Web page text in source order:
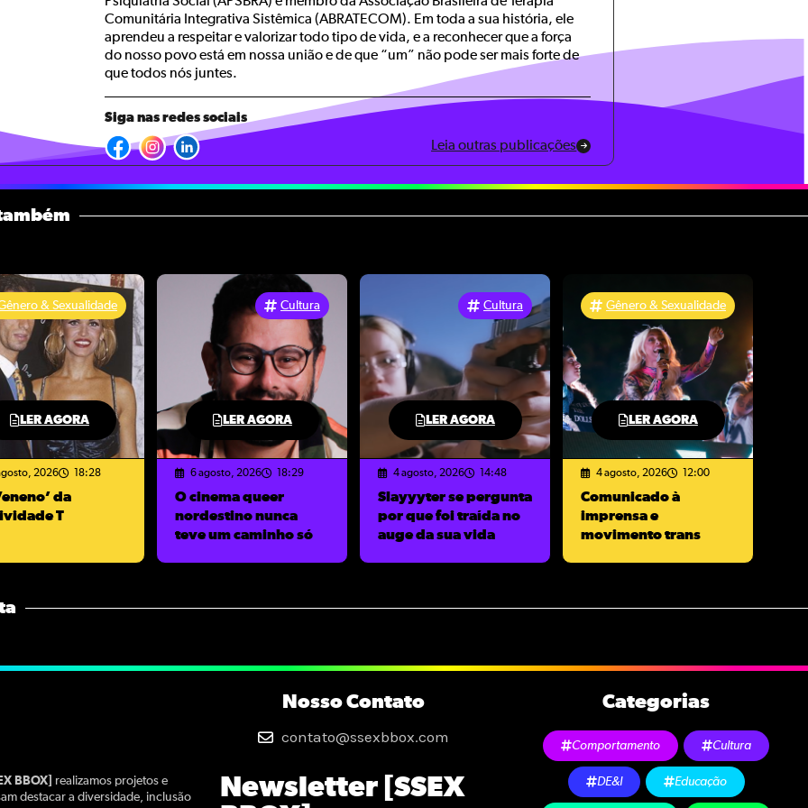
Comunitária Integrativa Sistêmica (ABRATECOM). Em toda a sua história, ele
aprendeu a respeitar e valorizar todo tipo de vida, e a reconhecer que a força
do nosso povo está em nossa união e de que “um” não pode ser mais forte de
que todos nós juntes.
Siga nas redes sociais
Leia outras publicações
LER AGORA
& Sexualidade
2026 18:28
da
T
LER AGORA
Cultura
6 agosto, 2026 18:29
O cinema queer
nordestino nunca
teve um caminho só
LER AGORA
Cultura
4 agosto, 2026 14:48
Slayyyter se pergunta
por que foi traída no
auge da sua vida
LER AGORA
Gênero & Sexualidade
4 agosto, 2026 12:00
Comunicado à
imprensa e
movimento trans
BBOX]
realizamos projetos e
destacar a diversidade, inclusão
Nosso Contato
contato@ssexbbox.com
Newsletter [SSEX
Categorias
Comportamento Cultura
DE&I Educação